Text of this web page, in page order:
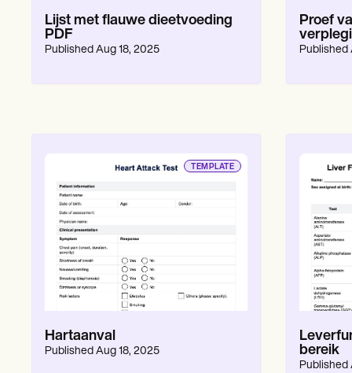
Lijst met flauwe dieetvoeding
PDF
Published Aug 18, 2025
Proef
Published
TEMPLATE
Hartaanval
Published Aug 18, 2025
bereik
Published